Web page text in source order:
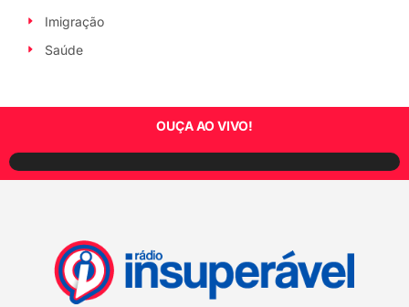
Imigração
Saúde
OUÇA AO VIVO!